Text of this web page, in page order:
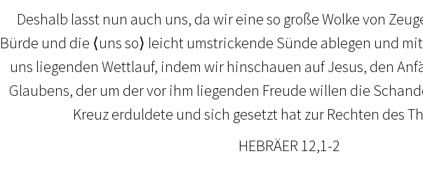
Deshalb lasst nun auch uns, da wir eine so große Wolke von
Bürde und die ⟨uns so⟩ leicht umstrickende Sünde ablegen und
uns liegenden Wettlauf, indem wir hinschauen auf Jesus, den
Glaubens, der um der vor ihm liegenden Freude willen die
Kreuz erduldete und sich gesetzt hat zur Rechten des
HEBRÄER 12,1-2